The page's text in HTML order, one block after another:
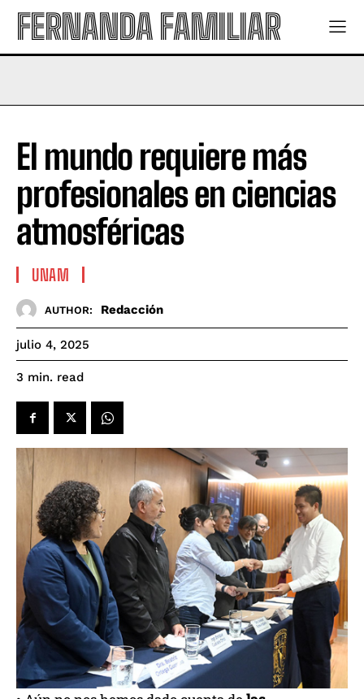
FERNANDA FAMILIAR
El mundo requiere más
profesionales en ciencias
atmosféricas
UNAM
AUTHOR: Redacción
julio 4, 2025
3 min. read